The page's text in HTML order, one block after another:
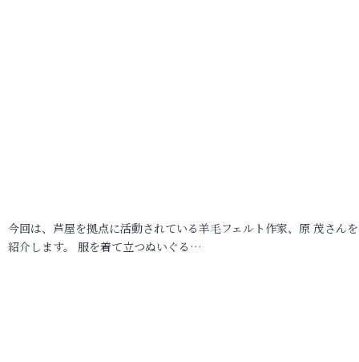
今回は、芦屋を拠点に活動されている羊毛フェルト作家、原 茂さん
紹介します。 服を着て立つぬいぐる…